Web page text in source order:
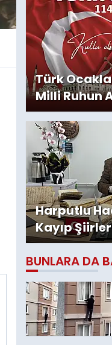
Türk
Milli Ruhun
Harputlu
Kayıp
Çıktı
BUNLARA DA